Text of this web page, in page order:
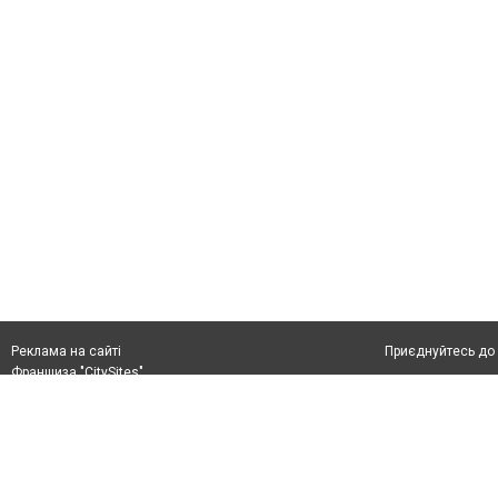
Реклама на сайті
Франшиза "CitySites"
Приєднуйтесь до